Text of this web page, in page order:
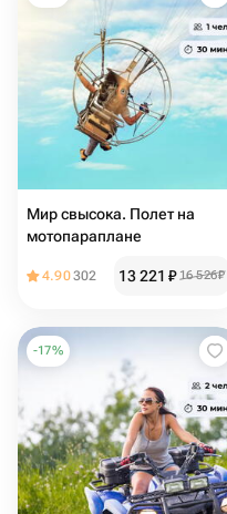
Мир свысока. Полет на
мотопараплане
4.90302 13 221 ₽ 16 526₽
-17%